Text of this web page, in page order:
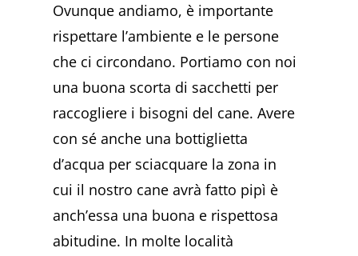
Ovunque andiamo, è importante
rispettare l’ambiente e le persone
che ci circondano. Portiamo con noi
una buona scorta di sacchetti per
raccogliere i bisogni del cane. Avere
con sé anche una bottiglietta
d’acqua per sciacquare la zona in
cui il nostro cane avrà fatto pipì è
anch’essa una buona e rispettosa
abitudine. In molte località